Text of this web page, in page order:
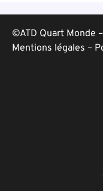
©ATD Quart Monde
Mentions légales –